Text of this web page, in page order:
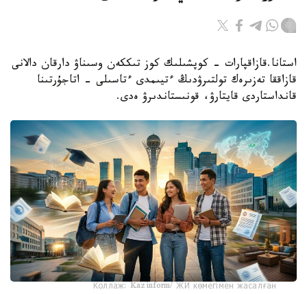
استانا.قازاقپارات - كوپشىلىك كوز تىككەن وسىناۋ دارقان دالانى
قازاققا تەزىرەك تولتىرۋدىڭ ءتيىمدى ءتاسىلى - اتاجۇرتىنا
قانداستاردى قايتارۋ، قونىستاندىرۋ ەدى.
Коллаж: Kazinform/ ЖИ көмегімен жасалған